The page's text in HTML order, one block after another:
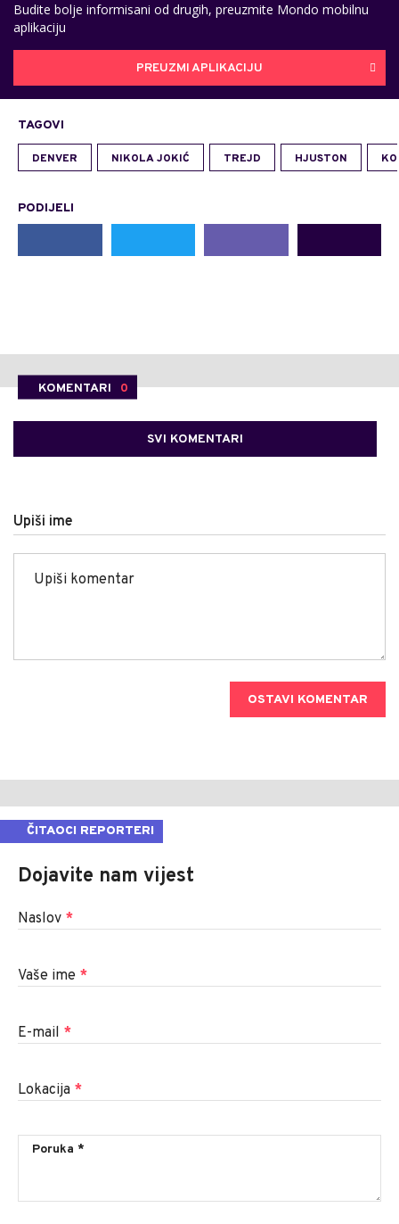
Budite bolje informisani od drugih, preuzmite Mondo mobilnu
aplikaciju
PREUZMI APLIKACIJU
TAGOVI
DENVER NIKOLA JOKIĆ TREJD HJUSTON
PODIJELI
KOMENTARI 0
SVI KOMENTARI
Upiši ime
OSTAVI KOMENTAR
ČITAOCI REPORTERI
Dojavite nam vijest
Naslov *
Vaše ime *
E-mail *
Lokacija *